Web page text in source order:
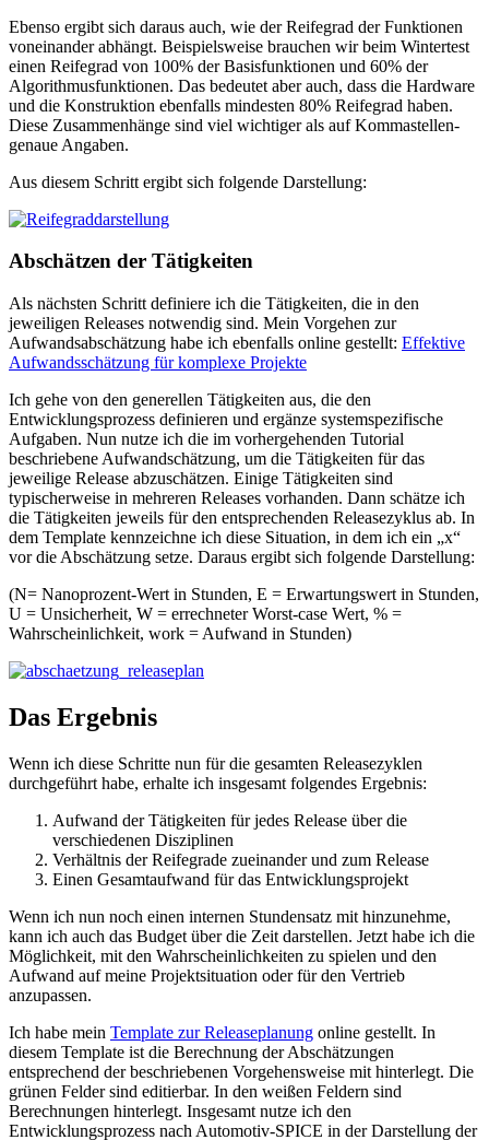
Ebenso ergibt sich daraus auch, wie der Reifegrad der Funktionen
voneinander abhängt. Beispielsweise brauchen wir beim Wintertest
einen Reifegrad von 100% der Basisfunktionen und 60% der
Algorithmusfunktionen. Das bedeutet aber auch, dass die Hardware
und die Konstruktion ebenfalls mindesten 80% Reifegrad haben.
Diese Zusammenhänge sind viel wichtiger als auf Kommastellen-
genaue Angaben.
Aus diesem Schritt ergibt sich folgende Darstellung:
Abschätzen der Tätigkeiten
Als nächsten Schritt definiere ich die Tätigkeiten, die in den
jeweiligen Releases notwendig sind. Mein Vorgehen zur
Aufwandsabschätzung habe ich ebenfalls online gestellt: Effektive
Aufwandsschätzung für komplexe Projekte
Ich gehe von den generellen Tätigkeiten aus, die den
Entwicklungsprozess definieren und ergänze systemspezifische
Aufgaben. Nun nutze ich die im vorhergehenden Tutorial
beschriebene Aufwandschätzung, um die Tätigkeiten für das
jeweilige Release abzuschätzen. Einige Tätigkeiten sind
typischerweise in mehreren Releases vorhanden. Dann schätze ich
die Tätigkeiten jeweils für den entsprechenden Releasezyklus ab. In
dem Template kennzeichne ich diese Situation, in dem ich ein „x“
vor die Abschätzung setze. Daraus ergibt sich folgende Darstellung:
(N= Nanoprozent-Wert in Stunden, E = Erwartungswert in Stunden,
U = Unsicherheit, W = errechneter Worst-case Wert, % =
Wahrscheinlichkeit, work = Aufwand in Stunden)
Das Ergebnis
Wenn ich diese Schritte nun für die gesamten Releasezyklen
durchgeführt habe, erhalte ich insgesamt folgendes Ergebnis:
Aufwand der Tätigkeiten für jedes Release über die
verschiedenen Disziplinen
Verhältnis der Reifegrade zueinander und zum Release
Einen Gesamtaufwand für das Entwicklungsprojekt
Wenn ich nun noch einen internen Stundensatz mit hinzunehme,
kann ich auch das Budget über die Zeit darstellen. Jetzt habe ich die
Möglichkeit, mit den Wahrscheinlichkeiten zu spielen und den
Aufwand auf meine Projektsituation oder für den Vertrieb
anzupassen.
Ich habe mein Template zur Releaseplanung online gestellt. In
diesem Template ist die Berechnung der Abschätzungen
entsprechend der beschriebenen Vorgehensweise mit hinterlegt. Die
grünen Felder sind editierbar. In den weißen Feldern sind
Berechnungen hinterlegt. Insgesamt nutze ich den
Entwicklungsprozess nach Automotiv-SPICE in der Darstellung der